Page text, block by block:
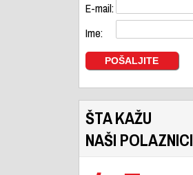
E-mail:
Ime:
ŠTA KAŽU
NAŠI POLAZNICI